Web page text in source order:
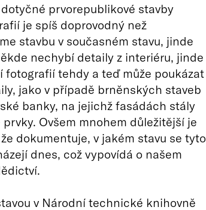
prvorepublikové stavby
je spíš doprovodný než
stavbu v současném stavu, jinde
nechybí detaily z interiéru, jinde
fotografií tehdy a teď může poukázat
jako v případě brněnských staveb
banky, na jejichž fasádách stály
Ovšem mnohem důležitější je
dokumentuje, v jakém stavu se tyto
dnes, což vypovídá o našem
v Národní technické knihovně